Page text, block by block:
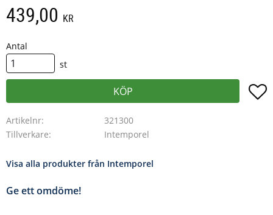
439,00 KR
Antal
st
KÖP
Artikelnr
321300
Tillverkare
Intemporel
Visa alla produkter från Intemporel
Ge ett omdöme!